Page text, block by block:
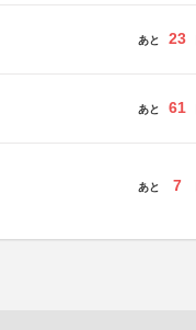
あと 23
あと 61
あと 7